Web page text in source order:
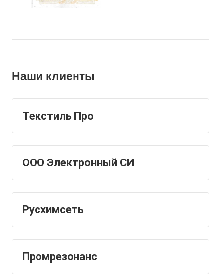
Наши клиенты
Текстиль Про
ООО Электронный СИ
Русхимсеть
Промрезонанс